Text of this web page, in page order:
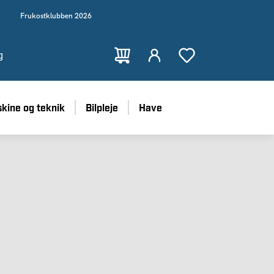
Frukostklubben 2026
og teknik Bilpleje Have